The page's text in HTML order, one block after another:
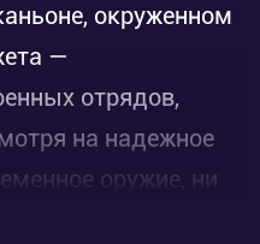
окруженном
—
отрядов,
на надежное
оружие, ни
не обходится